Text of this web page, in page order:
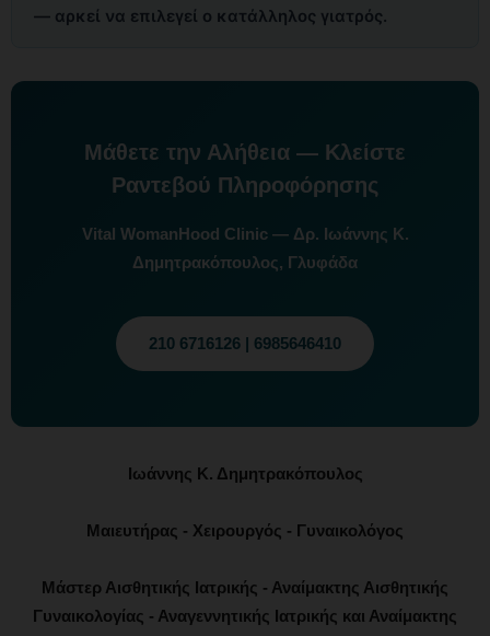
— αρκεί να επιλεγεί ο κατάλληλος γιατρός.
Μάθετε την Αλήθεια — Κλείστε
Ραντεβού Πληροφόρησης
Vital WomanHood Clinic — Δρ. Ιωάννης Κ.
Δημητρακόπουλος, Γλυφάδα
210 6716126 | 6985646410
Ιωάννης Κ. Δημητρακόπουλος
Μαιευτήρας - Χειρουργός - Γυναικολόγος
Μάστερ Αισθητικής Ιατρικής - Αναίμακτης Αισθητικής
Γυναικολογίας - Αναγεννητικής Ιατρικής και Αναίμακτης